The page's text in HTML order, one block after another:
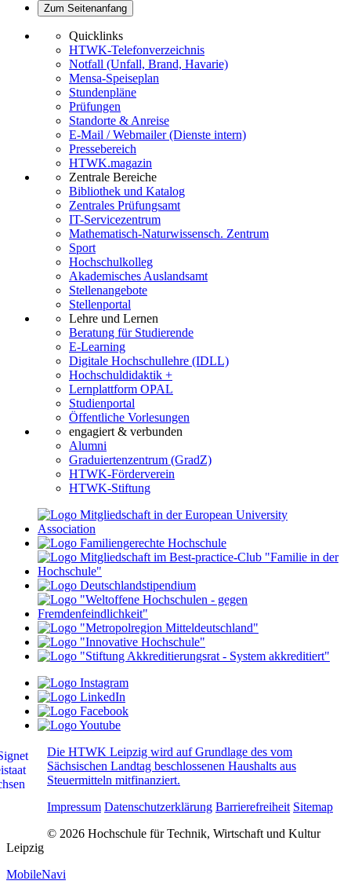
Zum Seitenanfang
Quicklinks
HTWK-Telefonverzeichnis
Notfall (Unfall, Brand, Havarie)
Mensa-Speiseplan
Stundenpläne
Prüfungen
Standorte & Anreise
E-Mail / Webmailer (Dienste intern)
Pressebereich
HTWK.magazin
Zentrale Bereiche
Bibliothek und Katalog
Zentrales Prüfungsamt
IT-Servicezentrum
Mathematisch-Naturwissensch. Zentrum
Sport
Hochschulkolleg
Akademisches Auslandsamt
Stellenangebote
Stellenportal
Lehre und Lernen
Beratung für Studierende
E-Learning
Digitale Hochschullehre (IDLL)
Hochschuldidaktik +
Lernplattform OPAL
Studienportal
Öffentliche Vorlesungen
engagiert & verbunden
Alumni
Graduiertenzentrum (GradZ)
HTWK-Förderverein
HTWK-Stiftung
Die HTWK Leipzig wird auf Grundlage des vom
Sächsischen Landtag beschlossenen Haushalts aus
Steuermitteln mitfinanziert.
Impressum Datenschutzerklärung Barrierefreiheit Sitemap
© 2026 Hochschule für Technik, Wirtschaft und Kultur
Leipzig
MobileNavi